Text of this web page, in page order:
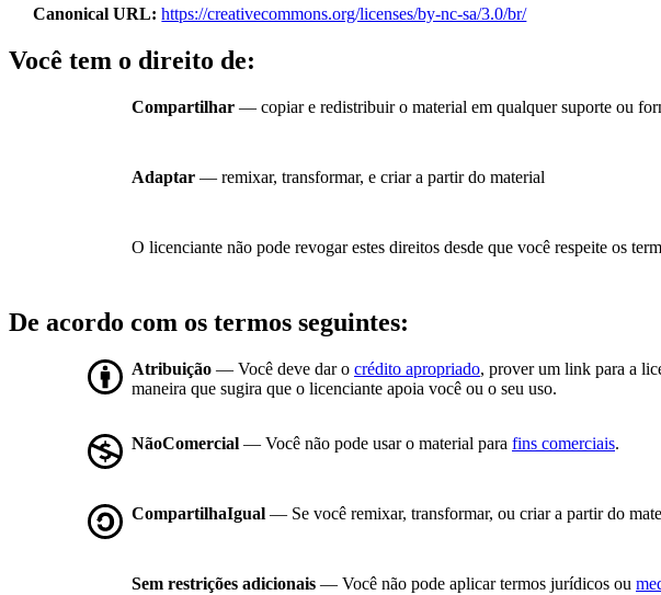
Canonical URL https://creativecommons.org/licenses/by-nc-sa/3.0/br/
Você tem o direito de:
Compartilhar — copiar e redistribuir o material em qualquer suporte ou
Adaptar — remixar, transformar, e criar a partir do material
O licenciante não pode revogar estes direitos desde que você respeite os
De acordo com os termos seguintes:
Atribuição — Você deve dar o crédito apropriado, prover um link para a
maneira que sugira que o licenciante apoia você ou o seu uso.
NãoComercial — Você não pode usar o material para fins comerciais.
CompartilhaIgual — Se você remixar, transformar, ou criar a partir do
Sem restrições adicionais — Você não pode aplicar termos jurídicos ou